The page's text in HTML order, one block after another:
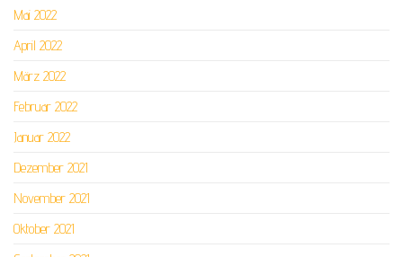
Mai 2022
April 2022
März 2022
Februar 2022
Januar 2022
Dezember 2021
November 2021
Oktober 2021